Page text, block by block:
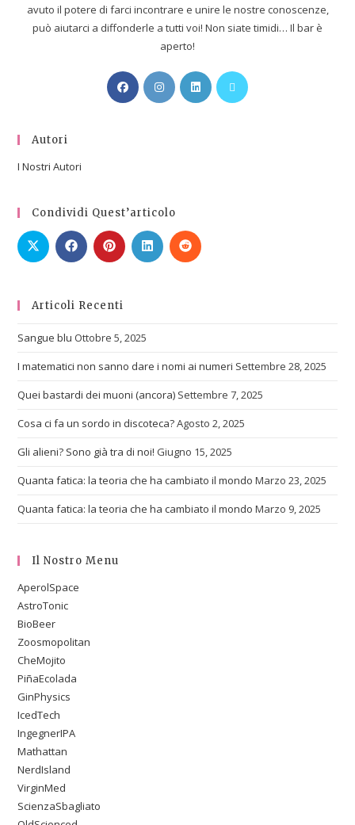
avuto il potere di farci incontrare e unire le nostre conoscenze,
può aiutarci a diffonderle a tutti voi! Non siate timidi… Il bar è
aperto!
Autori
I Nostri Autori
Condividi Quest’articolo
Articoli Recenti
Sangue blu Ottobre 5, 2025
I matematici non sanno dare i nomi ai numeri Settembre 28, 2025
Quei bastardi dei muoni (ancora) Settembre 7, 2025
Cosa ci fa un sordo in discoteca?Agosto 2, 2025
Gli alieni? Sono già tra di noi! Giugno 15, 2025
Quanta fatica: la teoria che ha cambiato il mondo Marzo 23, 2025
Quanta fatica: la teoria che ha cambiato il mondo Marzo 9, 2025
Il Nostro Menu
AperolSpace
AstroTonic
BioBeer
Zoosmopolitan
CheMojito
PiñaEcolada
GinPhysics
IcedTech
IngegnerIPA
Mathattan
NerdIsland
VirginMed
ScienzaSbagliato